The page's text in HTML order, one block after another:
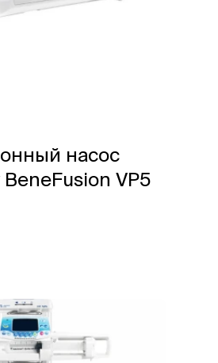
насос
VP5